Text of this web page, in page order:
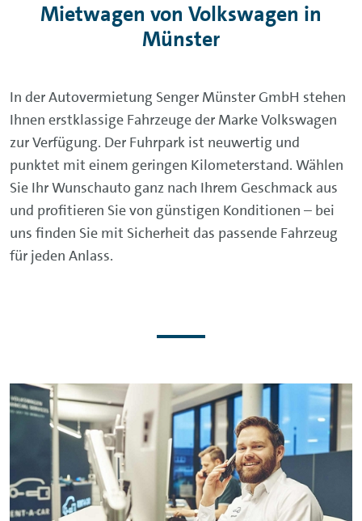
Mietwagen von Volkswagen in
Münster
In der Autovermietung Senger Münster GmbH stehen
Ihnen erstklassige Fahrzeuge der Marke Volkswagen
zur Verfügung. Der Fuhrpark ist neuwertig und
punktet mit einem geringen Kilometerstand. Wählen
Sie Ihr Wunschauto ganz nach Ihrem Geschmack aus
und profitieren Sie von günstigen Konditionen – bei
uns finden Sie mit Sicherheit das passende Fahrzeug
für jeden Anlass.